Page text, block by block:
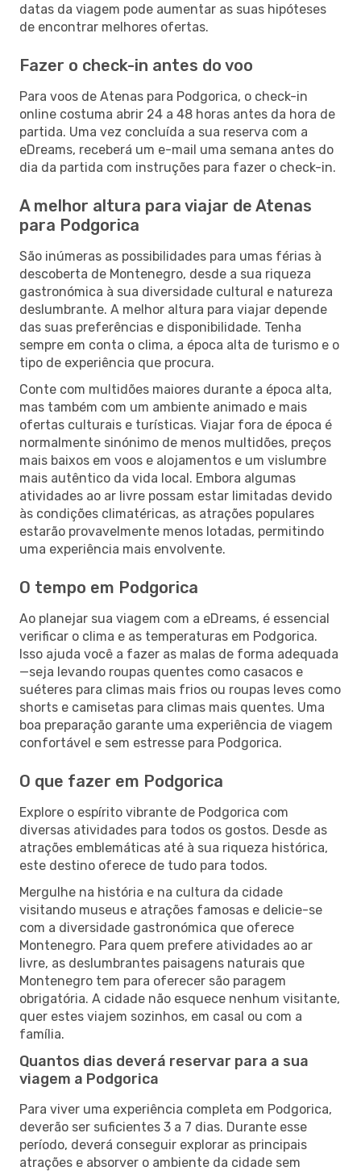
datas da viagem pode aumentar as suas hipóteses
de encontrar melhores ofertas.
Fazer o check-in antes do voo
Para voos de Atenas para Podgorica, o check-in
online costuma abrir 24 a 48 horas antes da hora de
partida. Uma vez concluída a sua reserva com a
eDreams, receberá um e-mail uma semana antes do
dia da partida com instruções para fazer o check-in.
A melhor altura para viajar de Atenas
para Podgorica
São inúmeras as possibilidades para umas férias à
descoberta de Montenegro, desde a sua riqueza
gastronómica à sua diversidade cultural e natureza
deslumbrante. A melhor altura para viajar depende
das suas preferências e disponibilidade. Tenha
sempre em conta o clima, a época alta de turismo e o
tipo de experiência que procura.
Conte com multidões maiores durante a época alta,
mas também com um ambiente animado e mais
ofertas culturais e turísticas. Viajar fora de época é
normalmente sinónimo de menos multidões, preços
mais baixos em voos e alojamentos e um vislumbre
mais autêntico da vida local. Embora algumas
atividades ao ar livre possam estar limitadas devido
às condições climatéricas, as atrações populares
estarão provavelmente menos lotadas, permitindo
uma experiência mais envolvente.
O tempo em Podgorica
Ao planejar sua viagem com a eDreams, é essencial
verificar o clima e as temperaturas em Podgorica.
Isso ajuda você a fazer as malas de forma adequada
—seja levando roupas quentes como casacos e
suéteres para climas mais frios ou roupas leves como
shorts e camisetas para climas mais quentes. Uma
boa preparação garante uma experiência de viagem
confortável e sem estresse para Podgorica.
O que fazer em Podgorica
Explore o espírito vibrante de Podgorica com
diversas atividades para todos os gostos. Desde as
atrações emblemáticas até à sua riqueza histórica,
este destino oferece de tudo para todos.
Mergulhe na história e na cultura da cidade
visitando museus e atrações famosas e delicie-se
com a diversidade gastronómica que oferece
Montenegro. Para quem prefere atividades ao ar
livre, as deslumbrantes paisagens naturais que
Montenegro tem para oferecer são paragem
obrigatória. A cidade não esquece nenhum visitante,
quer estes viajem sozinhos, em casal ou com a
família.
Quantos dias deverá reservar para a sua
viagem a Podgorica
Para viver uma experiência completa em Podgorica,
deverão ser suficientes 3 a 7 dias. Durante esse
período, deverá conseguir explorar as principais
atrações e absorver o ambiente da cidade sem